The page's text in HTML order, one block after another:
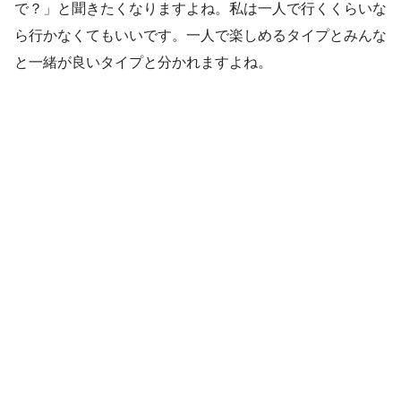
で？」と聞きたくなりますよね。私は一人で行くくらいな
ら行かなくてもいいです。一人で楽しめるタイプとみんな
と一緒が良いタイプと分かれますよね。